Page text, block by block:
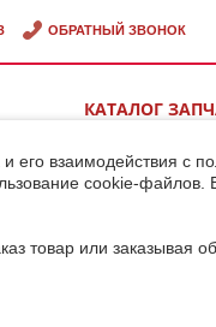
его взаимодействия с
cookie-файлов.
товар или заказывая
ОБРАТНЫЙ ЗВОНОК
КАТАЛОГ